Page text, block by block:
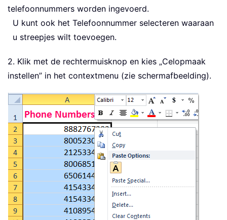
telefoonnummers worden ingevoerd.
U kunt ook het Telefoonnummer selecteren waaraan
u streepjes wilt toevoegen.
2. Klik met de rechtermuisknop en kies „Celopmaak
instellen” in het contextmenu (zie schermafbeelding).